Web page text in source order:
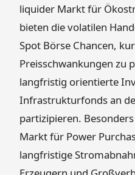
liquider Markt für
bieten die volatilen
Spot Börse Chancen,
Preisschwankungen zu
langfristig orientierte
Infrastrukturfonds an
partizipieren.
Markt für Power
langfristige